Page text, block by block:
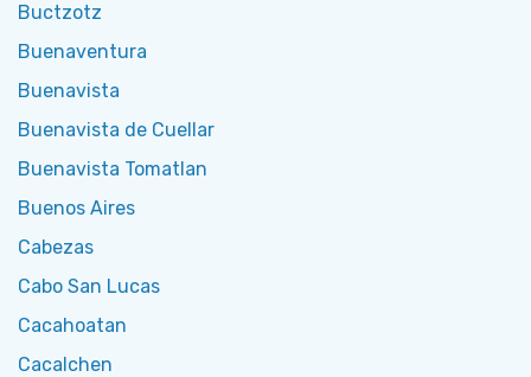
Buctzotz
Buenaventura
Buenavista
Buenavista de Cuellar
Buenavista Tomatlan
Buenos Aires
Cabezas
Cabo San Lucas
Cacahoatan
Cacalchen